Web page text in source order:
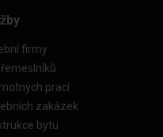
firmy
prací
zakázek
bytu